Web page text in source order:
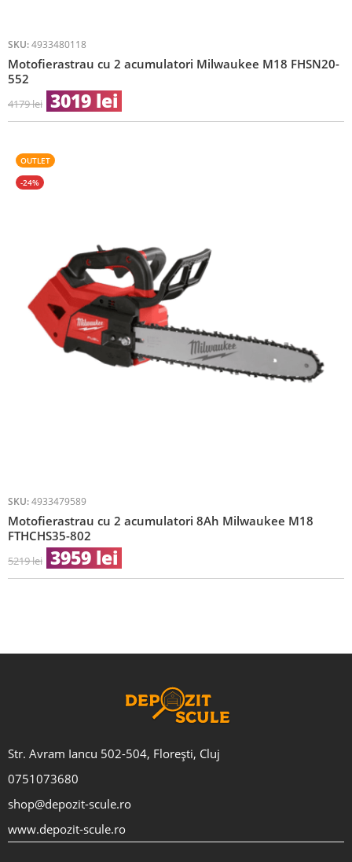
SKU: 4933480118
Motofierastrau cu 2 acumulatori Milwaukee M18 FHSN20-
552
4179lei 3019 lei
OUTLET
-24%
SKU: 4933479589
Motofierastrau cu 2 acumulatori 8Ah Milwaukee M18
FTHCHS35-802
5219lei 3959 lei
Str. Avram Iancu 502-504, Florești, Cluj
0751073680
shop@depozit-scule.ro
www.depozit-scule.ro